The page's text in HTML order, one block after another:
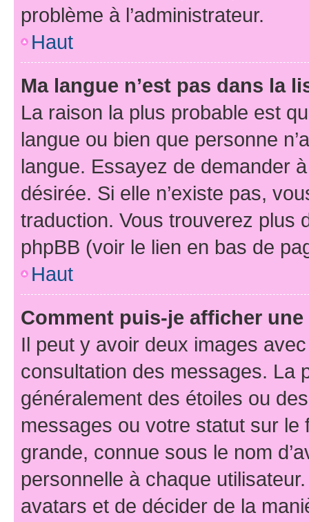
problème à l’administrateur.
Haut
Ma langue n’est pas dans la
La raison la plus probable est
langue ou bien que personne
langue. Essayez de demander
désirée. Si elle n’existe pas,
traduction. Vous trouverez plus
phpBB (voir le lien en bas de
Haut
Comment puis-je afficher
Il peut y avoir deux images
consultation des messages. La
généralement des étoiles ou
messages ou votre statut sur
grande, connue sous le nom
personnelle à chaque utilisateur.
avatars et de décider de la